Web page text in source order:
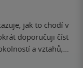
jak to chodí v
doporučuji číst
a vztahů,
to umí krátce